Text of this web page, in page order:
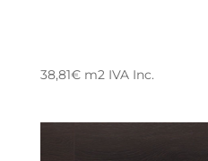
38,81€m2 IVA Inc.